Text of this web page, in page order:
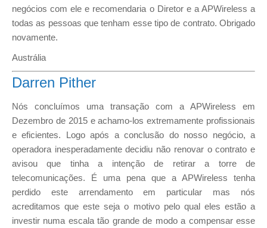
negócios com ele e recomendaria o Diretor e a APWireless a
todas as pessoas que tenham esse tipo de contrato. Obrigado
novamente.
Austrália
Darren Pither
Nós concluímos uma transação com a APWireless em
Dezembro de 2015 e achamo-los extremamente profissionais
e eficientes. Logo após a conclusão do nosso negócio, a
operadora inesperadamente decidiu não renovar o contrato e
avisou que tinha a intenção de retirar a torre de
telecomunicações. É uma pena que a APWireless tenha
perdido este arrendamento em particular mas nós
acreditamos que este seja o motivo pelo qual eles estão a
investir numa escala tão grande de modo a compensar esse